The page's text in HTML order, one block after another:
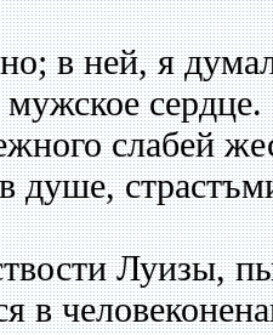
в ней, я
сердце.
слабей
душе,
Луизы,
в